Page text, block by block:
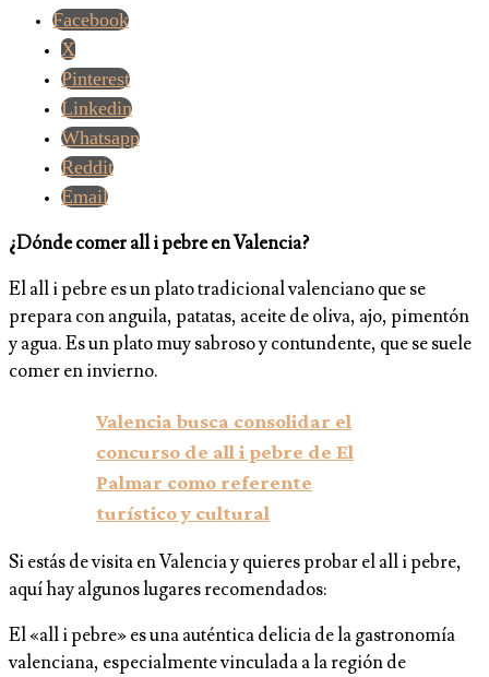
Facebook
X
Pinterest
Linkedin
Whatsapp
Reddit
Email
¿Dónde comer all i pebre en Valencia?
El all i pebre es un plato tradicional valenciano que se
prepara con anguila, patatas, aceite de oliva, ajo, pimentón
y agua. Es un plato muy sabroso y contundente, que se suele
comer en invierno.
Valencia busca consolidar el
concurso de all i pebre de El
Palmar como referente
turístico y cultural
Si estás de visita en Valencia y quieres probar el all i pebre,
aquí hay algunos lugares recomendados:
El «all i pebre» es una auténtica delicia de la gastronomía
valenciana, especialmente vinculada a la región de